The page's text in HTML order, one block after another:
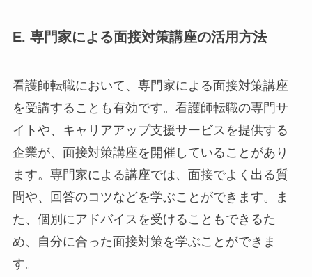
E. 専門家による面接対策講座の活用方法
看護師転職において、専門家による面接対策講座
を受講することも有効です。看護師転職の専門サ
イトや、キャリアアップ支援サービスを提供する
企業が、面接対策講座を開催していることがあり
ます。専門家による講座では、面接でよく出る質
問や、回答のコツなどを学ぶことができます。ま
た、個別にアドバイスを受けることもできるた
め、自分に合った面接対策を学ぶことができま
す。